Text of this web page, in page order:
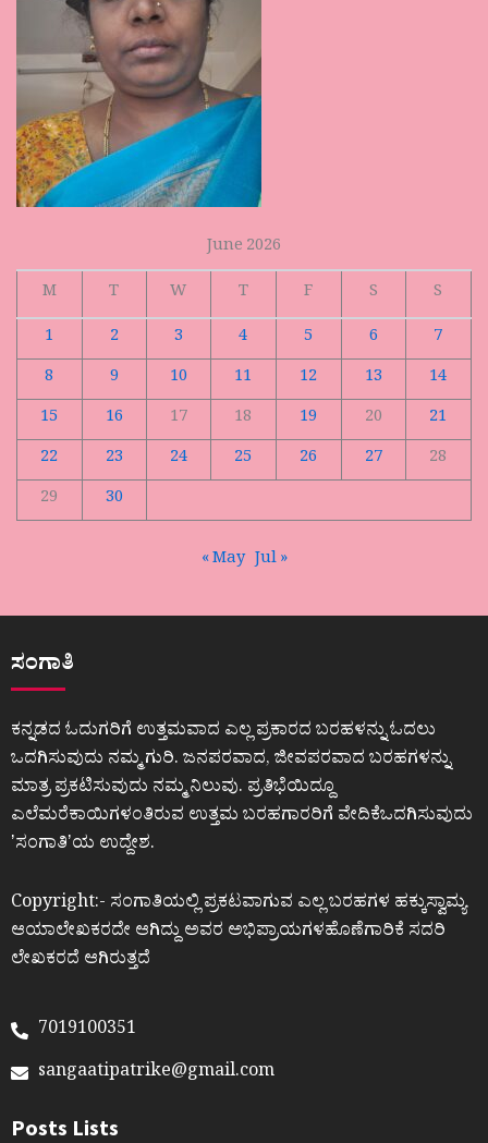
June 2026
M
T W T F S
S
1
2 3 4 5 6
7
8
9 10 11 12 13
14
15
16 17 18 19 20
21
22
23 24 25 26 27
28
29
30
« May Jul »
ಸಂಗಾತಿ
ಕನ್ನಡದ ಓದುಗರಿಗೆ ಉತ್ತಮವಾದ ಎಲ್ಲ ಪ್ರಕಾರದ ಬರಹಳನ್ನು ಓದಲು
ಒದಗಿಸುವುದು ನಮ್ಮ ಗುರಿ. ಜನಪರವಾದ, ಜೀವಪರವಾದ ಬರಹಗಳನ್ನು
ಮಾತ್ರ ಪ್ರಕಟಿಸುವುದು ನಮ್ಮ ನಿಲುವು. ಪ್ರತಿಭೆಯಿದ್ದೂ
ಎಲೆಮರೆಕಾಯಿಗಳಂತಿರುವ ಉತ್ತಮ ಬರಹಗಾರರಿಗೆ ವೇದಿಕೆಒದಗಿಸುವುದು
ʼಸಂಗಾತಿʼಯ ಉದ್ದೇಶ.
Copyright:- ಸಂಗಾತಿಯಲ್ಲಿ ಪ್ರಕಟವಾಗುವ ಎಲ್ಲ ಬರಹಗಳ ಹಕ್ಕುಸ್ವಾಮ್ಯ
ಆಯಾಲೇಖಕರದೇ ಆಗಿದ್ದು ಅವರ ಅಭಿಪ್ರಾಯಗಳಹೊಣೆಗಾರಿಕೆ ಸದರಿ
ಲೇಖಕರದೆ ಆಗಿರುತ್ತದೆ
7019100351
sangaatipatrike@gmail.com
Posts Lists